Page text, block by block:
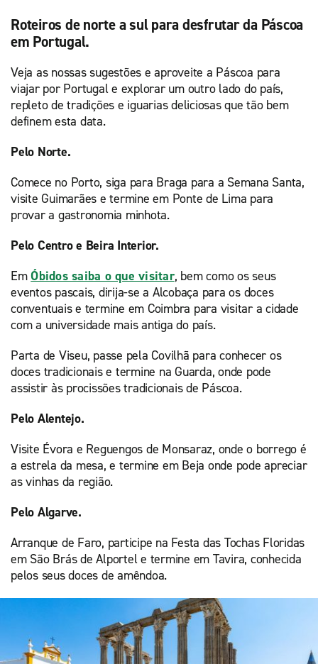
Roteiros de norte a sul para desfrutar da Páscoa
em Portugal.
Veja as nossas sugestões e aproveite a Páscoa para
viajar por Portugal e explorar um outro lado do país,
repleto de tradições e iguarias deliciosas que tão bem
definem esta data.
Pelo Norte.
Comece no Porto, siga para Braga para a Semana Santa,
visite Guimarães e termine em Ponte de Lima para
provar a gastronomia minhota.
Pelo Centro e Beira Interior.
EmÓbidos saiba o que visitar, bem como os seus
eventos pascais, dirija-se a Alcobaça para os doces
conventuais e termine em Coimbra para visitar a cidade
com a universidade mais antiga do país.
Parta de Viseu, passe pela Covilhã para conhecer os
doces tradicionais e termine na Guarda, onde pode
assistir às procissões tradicionais de Páscoa.
Pelo Alentejo.
Visite Évora e Reguengos de Monsaraz, onde o borrego é
a estrela da mesa, e termine em Beja onde pode apreciar
as vinhas da região.
Pelo Algarve.
Arranque de Faro, participe na Festa das Tochas Floridas
em São Brás de Alportel e termine em Tavira, conhecida
pelos seus doces de amêndoa.